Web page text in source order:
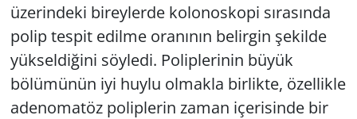
üzerindeki bireylerde kolonoskopi sırasında
polip tespit edilme oranının belirgin şekilde
yükseldiğini söyledi. Poliplerinin büyük
bölümünün iyi huylu olmakla birlikte, özellikle
adenomatöz poliplerin zaman içerisinde bir